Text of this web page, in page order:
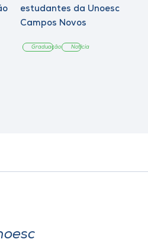
estudantes da Unoesc
Campos Novos
Graduação Notícia